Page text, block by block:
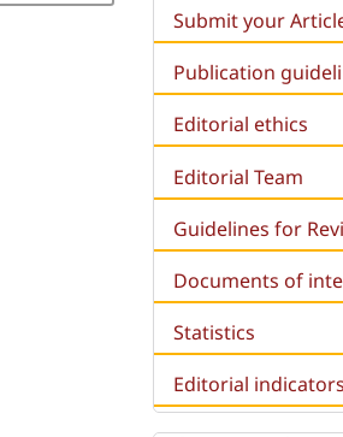
Submit your
Publication
Editorial ethics
Editorial Team
Guidelines for
Documents of
Statistics
Editorial